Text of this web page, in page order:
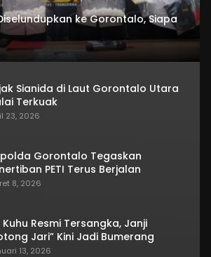
ke Gorontalo, Siapa
Sianida di Laut Gorontalo Utara
Terkuak
23, 2026
Gorontalo Tegaskan
PETI Terus Berjalan
8, 2026
Kuhu Resmi Tersangka, Janji
Jari” Kini Jadi Bumerang
13, 2026